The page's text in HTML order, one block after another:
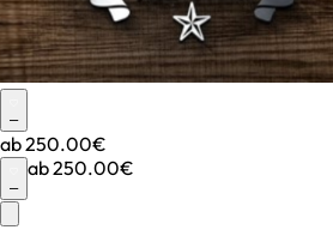
–
ab250.00€
–
ab250.00€